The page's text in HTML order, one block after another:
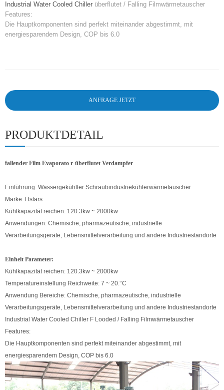
Industrial Water Cooled Chiller überflutet / Falling Filmwärmetauscher
Features:
Die Hauptkomponenten sind perfekt miteinander abgestimmt, mit
energiesparendem Design, COP bis 6.0
ANFRAGE JETZT
PRODUKTDETAIL
fallender Film Evaporato r-überflutet Verdampfer
Einführung: Wassergekühlter Schraubindustriekühlerwärmetauscher
Marke: Hstars
Kühlkapazitätreichen: 120.3kw ~ 2000kw
Anwendungen: Chemische, pharmazeutische, industrielle
Verarbeitungsgeräte, Lebensmittelverarbeitung und andere Industriestandorte
Einheit Parameter:
Kühlkapazitätreichen: 120.3kw ~ 2000kw
Temperatureinstellung Reichweite: 7 ~ 20.°C
Anwendung Bereiche: Chemische, pharmazeutische, industrielle
Verarbeitungsgeräte, Lebensmittelverarbeitung und andere Industriestandorte
Industrial Water Cooled Chiller F Looded / Falling Filmwärmetauscher
Features:
Die Hauptkomponenten sind perfekt miteinander abgestimmt, mit
energiesparendem Design, COP bis 6.0